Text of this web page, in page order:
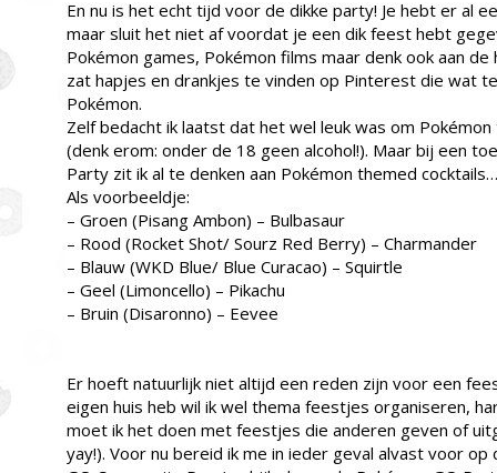
En nu is het echt tijd voor de dikke party! Je hebt er al
maar sluit het niet af voordat je een dik feest hebt
Pokémon games, Pokémon films maar denk ook aan
zat hapjes en drankjes te vinden op Pinterest die wat
Pokémon.
Zelf bedacht ik laatst dat het wel leuk was om
(denk erom: onder de 18 geen alcohol!). Maar bij een
Party zit ik al te denken aan Pokémon themed cocktails…
Als voorbeeldje:
– Groen (Pisang Ambon) – Bulbasaur
– Rood (Rocket Shot/ Sourz Red Berry) – Charmander
– Blauw (WKD Blue/ Blue Curacao) – Squirtle
– Geel (Limoncello) – Pikachu
– Bruin (Disaronno) – Eevee
Er hoeft natuurlijk niet altijd een reden zijn voor een
eigen huis heb wil ik wel thema feestjes organiseren,
moet ik het doen met feestjes die anderen geven of
yay!). Voor nu bereid ik me in ieder geval alvast voor